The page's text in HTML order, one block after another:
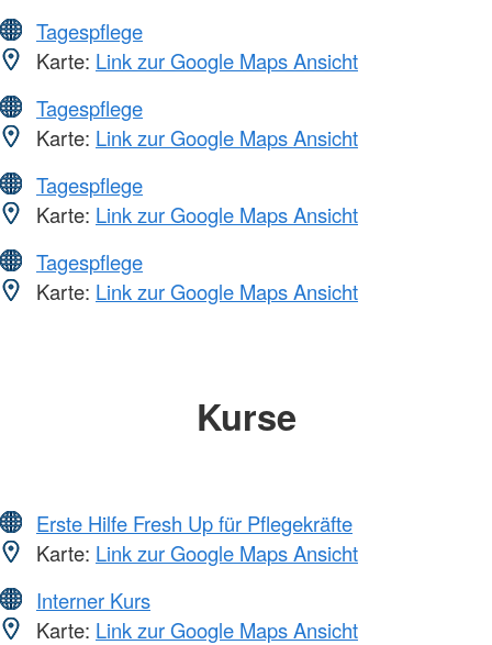
Tagespflege
Karte: Link zur Google Maps Ansicht
Tagespflege
Karte: Link zur Google Maps Ansicht
Tagespflege
Karte: Link zur Google Maps Ansicht
Tagespflege
Karte: Link zur Google Maps Ansicht
Kurse
Erste Hilfe Fresh Up für Pflegekräfte
Karte: Link zur Google Maps Ansicht
Interner Kurs
Karte: Link zur Google Maps Ansicht